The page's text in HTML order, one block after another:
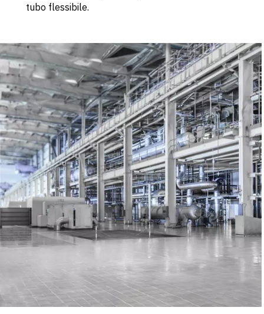
tubo flessibile.